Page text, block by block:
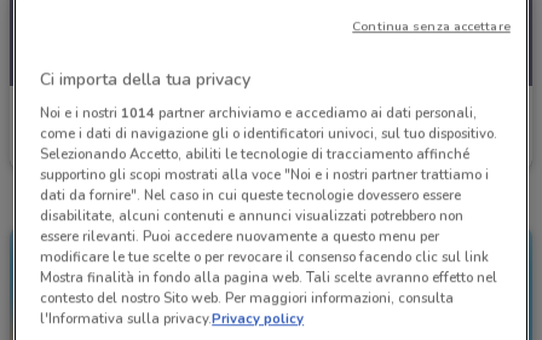
McDonald's
Scade domani
Ci importa della tua privacy
Noi e i nostri 1014partner archiviamo e accediamo ai dati personali,
come i dati di navigazione gli o identificatori univoci, sul tuo dispositivo.
Selezionando Accetto, abiliti le tecnologie di tracciamento affinché
supportino gli scopi mostrati alla voce "Noi e i nostri partner trattiamo i
dati da fornire". Nel caso in cui queste tecnologie dovessero essere
disabilitate, alcuni contenuti e annunci visualizzati potrebbero non
essere rilevanti. Puoi accedere nuovamente a questo menu per
modificare le tue scelte o per revocare il consenso facendo clic sul link
Mostra finalità in fondo alla pagina web. Tali scelte avranno effetto nel
contesto del nostro Sito web. Per maggiori informazioni, consulta
l'Informativa sulla privacy.Privacy policy
Continua senza accettare